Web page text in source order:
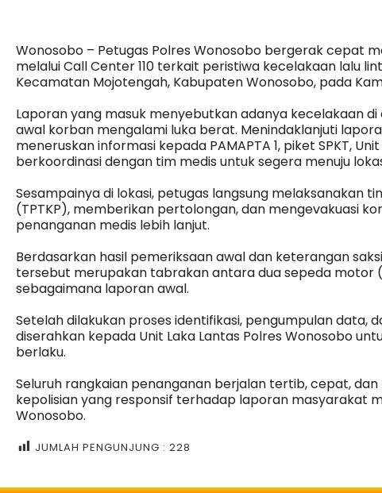
Wonosobo – Petugas Polres Wonosobo bergerak cepat
melalui Call Center 110 terkait peristiwa kecelakaan lalu
Kecamatan Mojotengah, Kabupaten Wonosobo, pada
Laporan yang masuk menyebutkan adanya kecelakaan
awal korban mengalami luka berat. Menindaklanjuti
meneruskan informasi kepada PAMAPTA 1, piket SPKT,
berkoordinasi dengan tim medis untuk segera menuju
Sesampainya di lokasi, petugas langsung melaksanakan
(TPTKP), memberikan pertolongan, dan mengevakuasi
penanganan medis lebih lanjut.
Berdasarkan hasil pemeriksaan awal dan keterangan
tersebut merupakan tabrakan antara dua sepeda motor
sebagaimana laporan awal.
Setelah dilakukan proses identifikasi, pengumpulan data,
diserahkan kepada Unit Laka Lantas Polres Wonosobo
berlaku.
Seluruh rangkaian penanganan berjalan tertib, cepat,
kepolisian yang responsif terhadap laporan masyarakat
Wonosobo.
JUMLAH PENGUNJUNG : 228